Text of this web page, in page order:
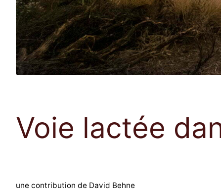
Voie lactée
une contribution de David Behne